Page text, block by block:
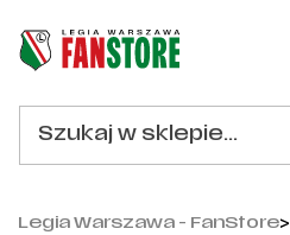
Legia Warszawa - FanStore>